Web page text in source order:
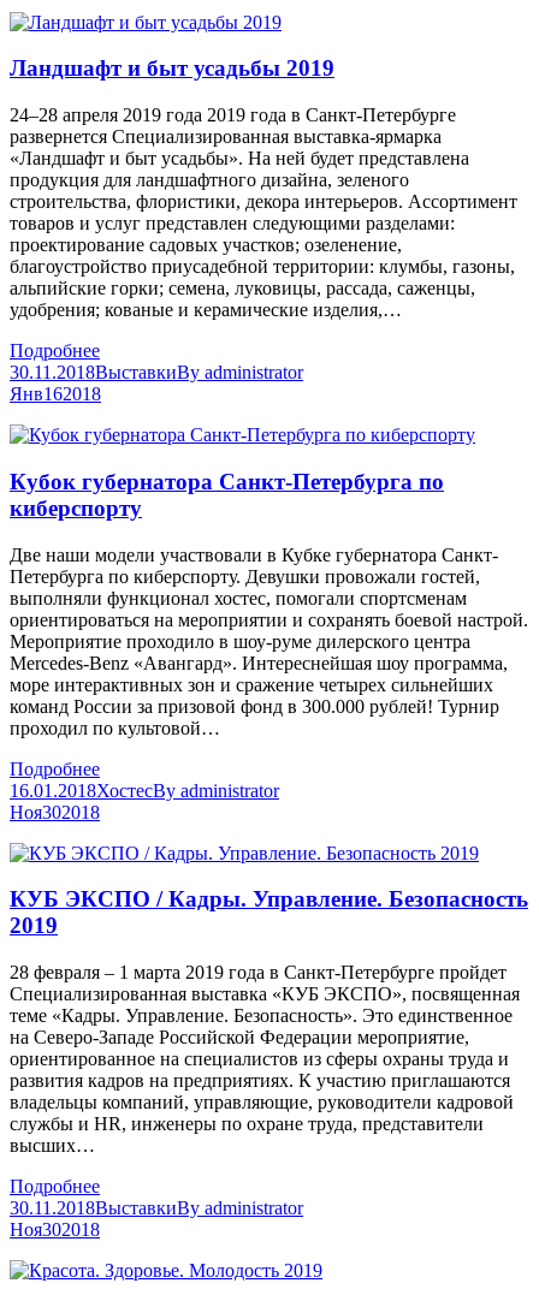
Ландшафт и быт усадьбы 2019
24–28 апреля 2019 года 2019 года в Санкт-Петербурге
развернется Специализированная выставка-ярмарка
«Ландшафт и быт усадьбы». На ней будет представлена
продукция для ландшафтного дизайна, зеленого
строительства, флористики, декора интерьеров. Ассортимент
товаров и услуг представлен следующими разделами:
проектирование садовых участков; озеленение,
благоустройство приусадебной территории: клумбы, газоны,
альпийские горки; семена, луковицы, рассада, саженцы,
удобрения; кованые и керамические изделия,…
Подробнее
30.11.2018ВыставкиBy administrator
Янв162018
Кубок губернатора Санкт-Петербурга по
киберспорту
Две наши модели участвовали в Кубке губернатора Санкт-
Петербурга по киберспорту. Девушки провожали гостей,
выполняли функционал хостес, помогали спортсменам
ориентироваться на мероприятии и сохранять боевой настрой.
Мероприятие проходило в шоу-руме дилерского центра
Mercedes-Benz «Авангард». Интереснейшая шоу программа,
море интерактивных зон и сражение четырех сильнейших
команд России за призовой фонд в 300.000 рублей! Турнир
проходил по культовой…
Подробнее
16.01.2018ХостесBy administrator
Ноя302018
КУБ ЭКСПО / Кадры. Управление. Безопасность
2019
28 февраля – 1 марта 2019 года в Санкт-Петербурге пройдет
Специализированная выставка «КУБ ЭКСПО», посвященная
теме «Кадры. Управление. Безопасность». Это единственное
на Северо-Западе Российской Федерации мероприятие,
ориентированное на специалистов из сферы охраны труда и
развития кадров на предприятиях. К участию приглашаются
владельцы компаний, управляющие, руководители кадровой
службы и HR, инженеры по охране труда, представители
высших…
Подробнее
30.11.2018ВыставкиBy administrator
Ноя302018